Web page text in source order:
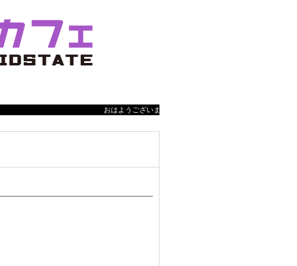
おはようございます 営業時間は、12:00-24:00（Last入店